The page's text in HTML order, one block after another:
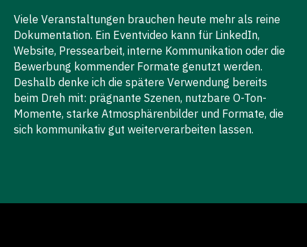
Viele Veranstaltungen brauchen heute mehr als reine
Dokumentation. Ein Eventvideo kann für LinkedIn,
Website, Pressearbeit, interne Kommunikation oder die
Bewerbung kommender Formate genutzt werden.
Deshalb denke ich die spätere Verwendung bereits
beim Dreh mit: prägnante Szenen, nutzbare O-Ton-
Momente, starke Atmosphärenbilder und Formate, die
sich kommunikativ gut weiterverarbeiten lassen.